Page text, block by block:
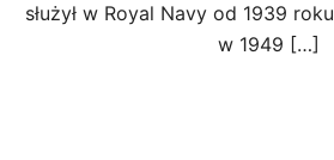
służył w Royal Navy od 1939
w 1949 […]